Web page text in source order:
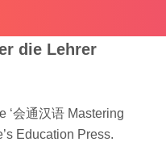
die Lehrer
‘会通汉语 Mastering
Education Press.